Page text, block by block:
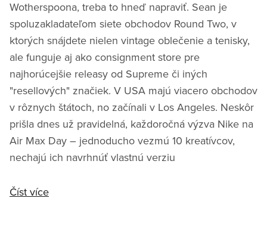
Wotherspoona, treba to hneď napraviť. Sean je
spoluzakladateľom siete obchodov Round Two, v
ktorých snájdete nielen vintage oblečenie a tenisky,
ale funguje aj ako consignment store pre
najhorúcejšie releasy od Supreme či iných
"resellových" značiek. V USA majú viacero obchodov
v rôznych štátoch, no začínali v Los Angeles. Neskôr
prišla dnes už pravidelná, každoročná výzva Nike na
Air Max Day – jednoducho vezmú 10 kreatívcov,
nechajú ich navrhnúť vlastnú verziu
Číst více